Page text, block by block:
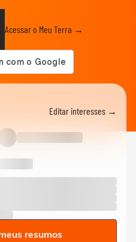
Acessar o Meu Terra →
Editar interesses →
resumos